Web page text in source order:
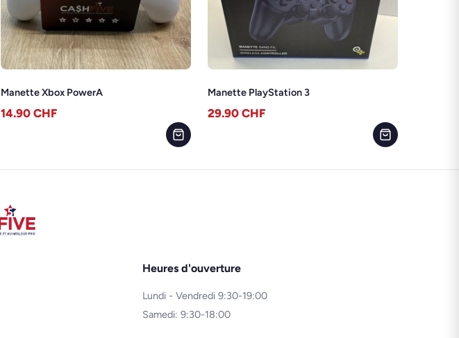
Manette Xbox PowerA
14.90 CHF
Manette PlayStation 3
29.90 CHF
Heures d'ouverture
Lundi - Vendredi 9:30-19:00
Samedi: 9:30-18:00